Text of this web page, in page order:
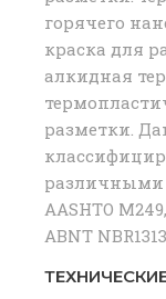
горячего
краска для
алкидная
разметки.
различными
AASHTO
ABNT